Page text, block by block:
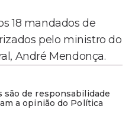
18 mandados de
pelo ministro do
André Mendonça.
são de responsabilidade
a opinião do Política